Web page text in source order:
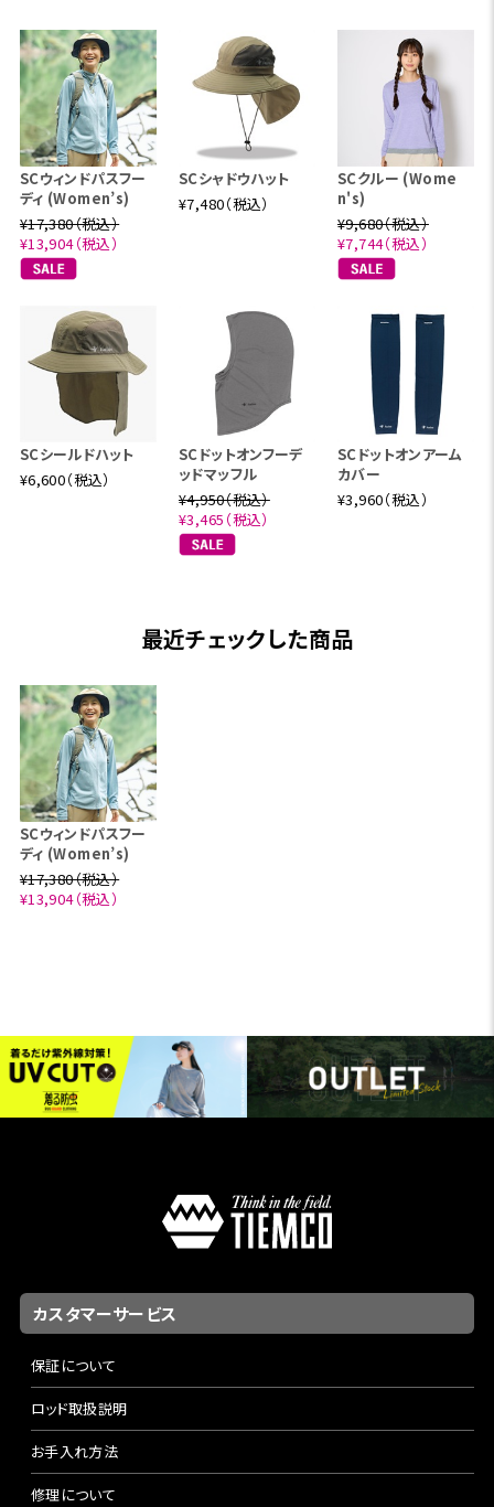
SCウィンドパスフー
ディ (Women’s)
¥17,380（税込）
¥13,904（税込）
SCシャドウハット
¥7,480（税込）
SCクルー (Wome
n's)
¥9,680（税込）
¥7,744（税込）
SCシールドハット
¥6,600（税込）
SCドットオンフーデ
ッドマッフル
¥4,950（税込）
¥3,465（税込）
SCドットオンアーム
カバー
¥3,960（税込）
最近チェックした商品
SCウィンドパスフー
ディ (Women’s)
¥17,380（税込）
¥13,904（税込）
カスタマーサービス
保証について
ロッド取扱説明
お手入れ方法
修理について